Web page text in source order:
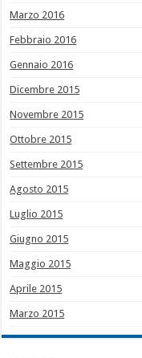
Marzo 2016
Febbraio 2016
Gennaio 2016
Dicembre 2015
Novembre 2015
Ottobre 2015
Settembre 2015
Agosto 2015
Luglio 2015
Giugno 2015
Maggio 2015
Aprile 2015
Marzo 2015